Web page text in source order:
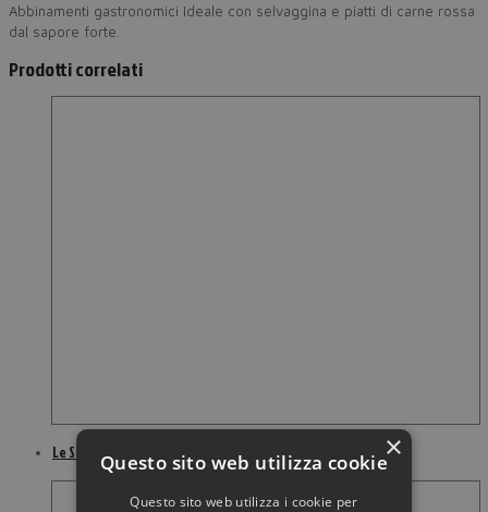
Abbinamenti gastronomici Ideale con selvaggina e piatti di carne rossa
dal sapore forte.
Prodotti correlati
Le Sabbie dell’Etna Bianco DOC 2016 Firriato ×
Questo sito web utilizza cookie
Questo sito web utilizza i cookie per